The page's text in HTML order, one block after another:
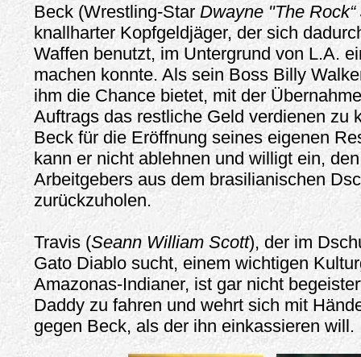
Beck (Wrestling-Star Dwayne "The
knallharter Kopfgeldjäger, der sich
Waffen benutzt, im Untergrund von L.A.
machen konnte. Als sein Boss Billy
ihm die Chance bietet, mit der
Auftrags das restliche Geld verdienen zu
Beck für die Eröffnung seines eigenen
kann er nicht ablehnen und willigt ein,
Arbeitgebers aus dem brasilianischen
zurückzuholen.
Travis (Seann William Scott), der im
Gato Diablo sucht, einem wichtigen
Amazonas-Indianer, ist gar nicht
Daddy zu fahren und wehrt sich mit
gegen Beck, als der ihn einkassieren will.